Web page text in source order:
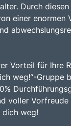
Durch
einer enormen
Vorteil für Ihre
weg!“-Gruppe
voller
dich weg!